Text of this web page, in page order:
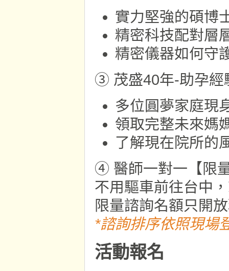
實力堅強的碩博
精密科技配對層
精密儀器如何守
③ 茂盛40年-助孕經
多位圓夢家庭現
領取完整未來媽
了解現在院所的
④ 醫師一對一【限
不用驅車前往台中
限量諮詢名額只開
*諮詢排序依照現場
活動報名